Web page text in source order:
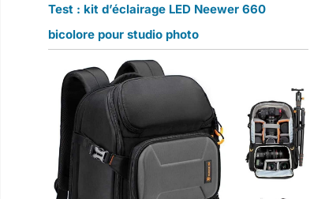
Test : kit d’éclairage LED Neewer 660
bicolore pour studio photo